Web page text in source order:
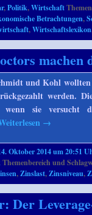
,Politik,Wirtschaft
Betrachtungen,
,Wirtschaftslexikon
machen
und Kohl
werden.
sie versucht
→
Oktober 2014 um 20:51
Themenbereich und
,Zinslast,Zinsniveau,
Der